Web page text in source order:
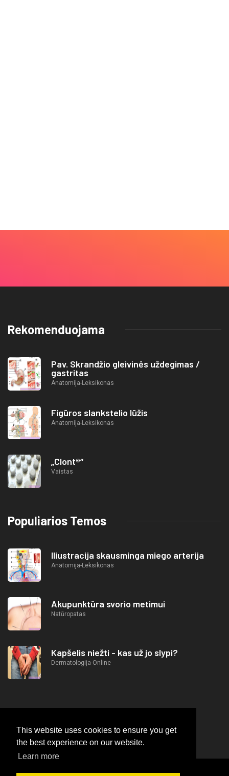
This website uses cookies to ensure you get
the best experience on our website.
Learn more
Rekomenduojama
Pav. Skrandžio gleivinės uždegimas /
gastritas
Anatomija-Leksikonas
Figūros slankstelio lūžis
Anatomija-Leksikonas
„Clont®“
Vaistas
Populiarios Temos
Iliustracija skausminga miego arterija
Anatomija-Leksikonas
Akupunktūra svorio metimui
Natūropatas
Kapšelis niežti - kas už jo slypi?
Dermatologija-Online